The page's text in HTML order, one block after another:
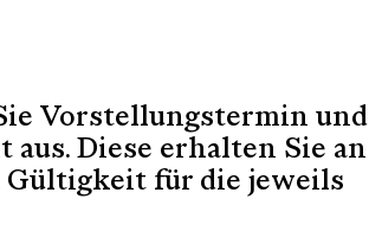
Vorstellungstermin und
Diese erhalten Sie an
Gültigkeit für die jeweils